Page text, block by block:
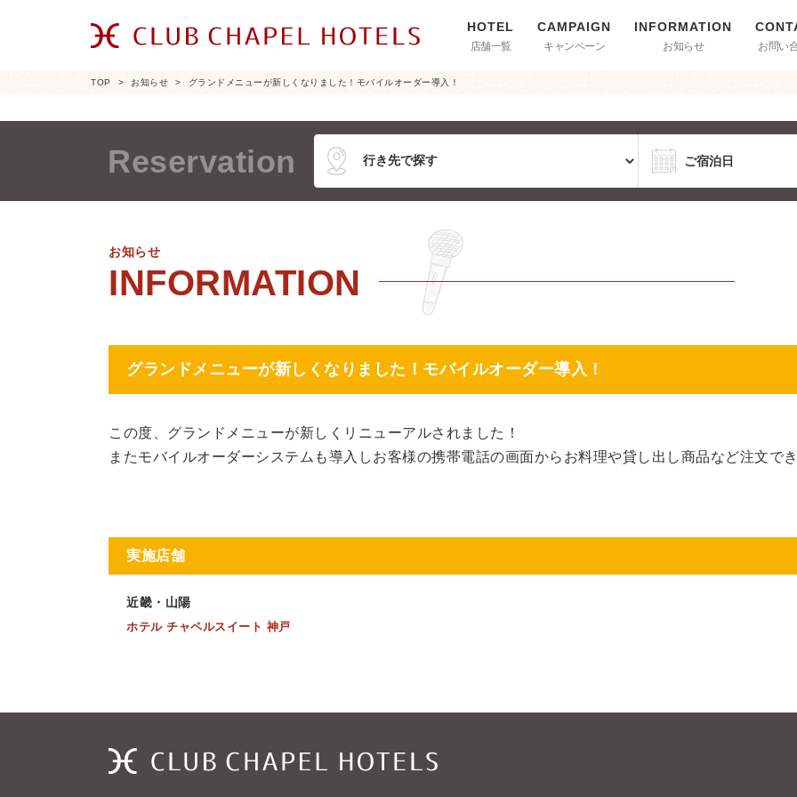
店舗一覧 キャンペーン お知らせ お問い
TOP お知らせ グランドメニューが新しくなりました！モバイルオーダー導入！
Reservation
お知らせ
グランドメニューが新しくなりました！モバイルオーダー導入！
この度、グランドメニューが新しくリニューアルされました！
またモバイルオーダーシステムも導入しお客様の携帯電話の画面からお料理や貸し出し商品など注文で
実施店舗
近畿・山陽
ホテル チャペルスイート 神戸